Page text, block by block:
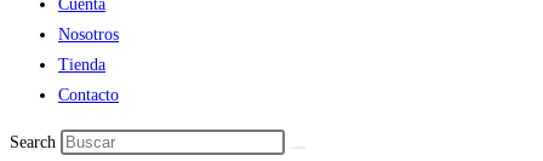
Cuenta
Nosotros
Tienda
Contacto
Search